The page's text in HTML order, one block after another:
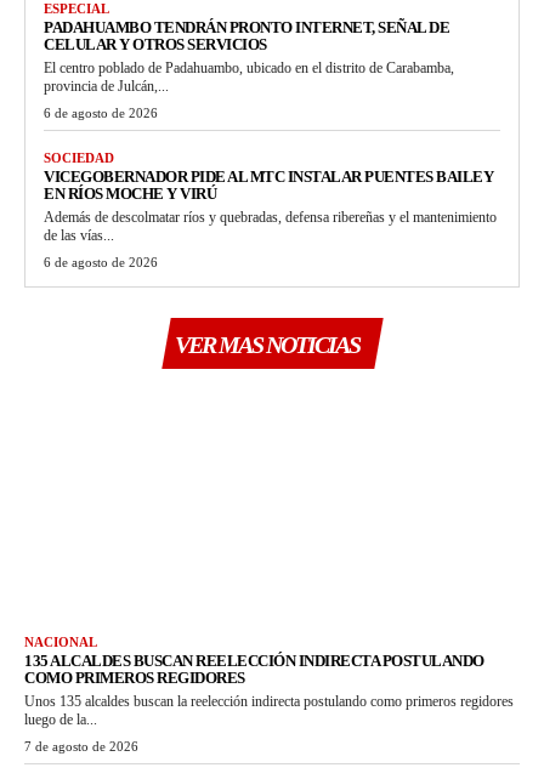
ESPECIAL
PADAHUAMBO TENDRÁN PRONTO INTERNET, SEÑAL DE
CELULAR Y OTROS SERVICIOS
El centro poblado de Padahuambo, ubicado en el distrito de Carabamba,
provincia de Julcán,...
6 de agosto de 2026
SOCIEDAD
VICEGOBERNADOR PIDE AL MTC INSTALAR PUENTES BAILEY
EN RÍOS MOCHE Y VIRÚ
Además de descolmatar ríos y quebradas, defensa ribereñas y el mantenimiento
de las vías...
6 de agosto de 2026
VER MAS NOTICIAS
NACIONAL
135 ALCALDES BUSCAN REELECCIÓN INDIRECTA POSTULANDO
COMO PRIMEROS REGIDORES
Unos 135 alcaldes buscan la reelección indirecta postulando como primeros regidores
luego de la...
7 de agosto de 2026